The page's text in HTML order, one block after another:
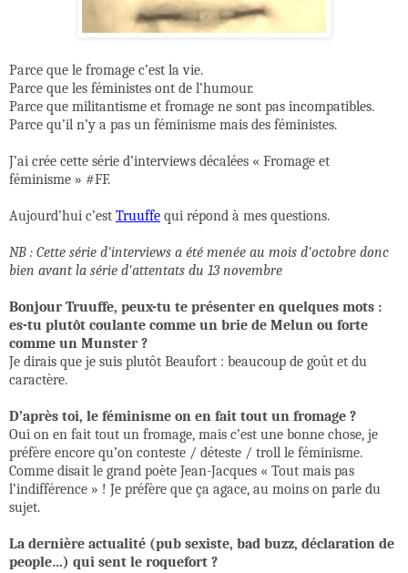
Parce que le fromage c’est la vie.
Parce que les féministes ont de l’humour.
Parce que militantisme et fromage ne sont pas incompatibles.
Parce qu’il n’y a pas un féminisme mais des féministes.
J’ai crée cette série d’interviews décalées « Fromage et
féminisme » #FF.
Aujourd’hui c’est Truuffe qui répond à mes questions.
NB : Cette série d'interviews a été menée au mois d'octobre donc
bien avant la série d'attentats du 13 novembre
Bonjour Truuffe, peux-tu te présenter en quelques mots :
es-tu plutôt coulante comme un brie de Melun ou forte
comme un Munster ?
Je dirais que je suis plutôt Beaufort : beaucoup de goût et du
caractère.
D’après toi, le féminisme on en fait tout un fromage ?
Oui on en fait tout un fromage, mais c’est une bonne chose, je
préfère encore qu’on conteste / déteste / troll le féminisme.
Comme disait le grand poète Jean-Jacques « Tout mais pas
l’indifférence » ! Je préfère que ça agace, au moins on parle du
sujet.
La dernière actualité (pub sexiste, bad buzz, déclaration de
people…) qui sent le roquefort ?